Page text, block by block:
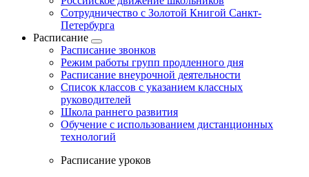
Сотрудничество с Золотой Книгой Санкт-
Петербурга
Расписание
Расписание звонков
Режим работы групп продленного дня
Расписание внеурочной деятельности
Список классов с указанием классных
руководителей
Школа раннего развития
Обучение с использованием дистанционных
технологий
Расписание уроков